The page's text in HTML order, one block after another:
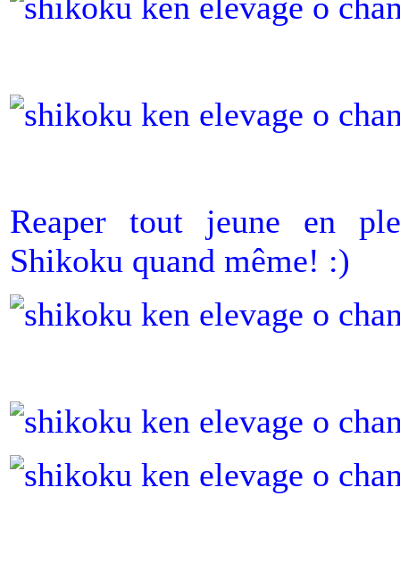
Reaper tout jeune en
Shikoku quand même! :)